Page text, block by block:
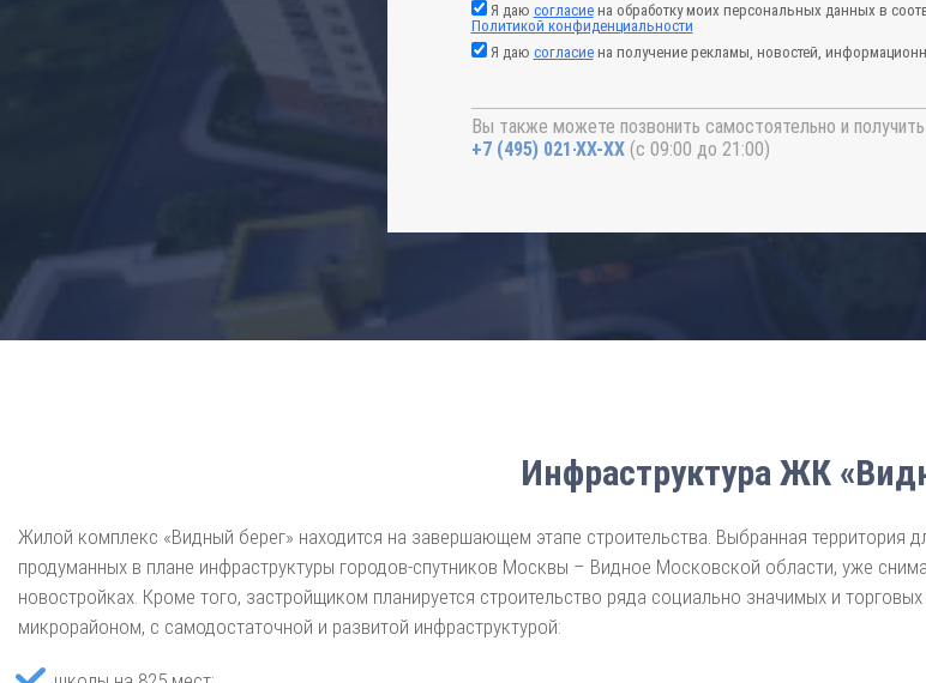
Я даю согласиена обработку моих персональных данных в
Политикой конфиденциальности
Я даю согласиена получение рекламы, новостей,
Вы также можете позвонить самостоятельно и
+7 (495) 021-41-76 (с 09:00 до 21:00)
Инфраструктура ЖК
Жилой комплекс «Видный берег» находится на завершающем этапе строительства. Выбранная территория
продуманных в плане инфраструктуры городов-спутников Москвы – Видное Московской области, уже
новостройках. Кроме того, застройщиком планируется строительство ряда социально значимых и
микрорайоном, с самодостаточной и развитой инфраструктурой: